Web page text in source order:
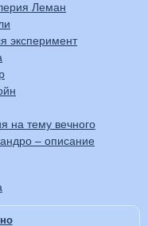
Леман
эксперимент
на тему вечного
– описание